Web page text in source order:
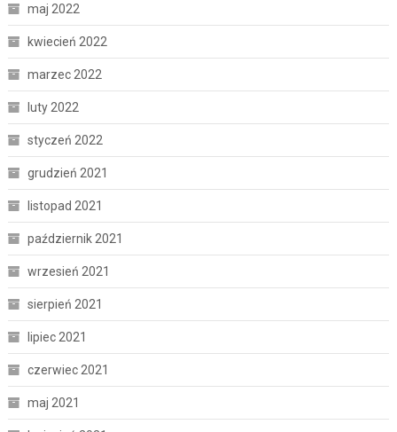
maj 2022
kwiecień 2022
marzec 2022
luty 2022
styczeń 2022
grudzień 2021
listopad 2021
październik 2021
wrzesień 2021
sierpień 2021
lipiec 2021
czerwiec 2021
maj 2021